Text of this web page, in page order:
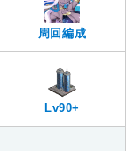
周回編成
Lv90+